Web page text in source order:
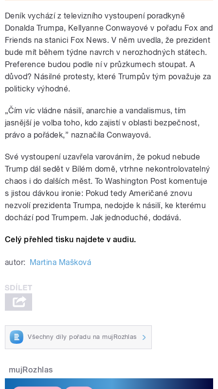
Deník vychází z televizního vystoupení poradkyně
Donalda Trumpa, Kellyanne Conwayové v pořadu Fox and
Friends na stanici Fox News. V něm uvedla, že prezident
bude mít během týdne navrch v nerozhodných státech.
Preference budou podle ní v průzkumech stoupat. A
důvod? Násilné protesty, které Trumpův tým považuje za
politicky výhodné.
„Čím víc vládne násilí, anarchie a vandalismus, tím
jasnější je volba toho, kdo zajistí v oblasti bezpečnost,
právo a pořádek,” naznačila Conwayová.
Své vystoupení uzavřela varováním, že pokud nebude
Trump dál sedět v Bílém domě, vtrhne nekontrolovatelný
chaos i do dalších měst. To Washington Post komentuje
s jistou dávkou ironie: Pokud tedy Američané znovu
nezvolí prezidenta Trumpa, nedojde k násilí, ke kterému
dochází pod Trumpem. Jak jednoduché, dodává.
Celý přehled tisku najdete v audiu.
autor: Martina Mašková
Všechny díly pořadu na mujRozhlas
mujRozhlas